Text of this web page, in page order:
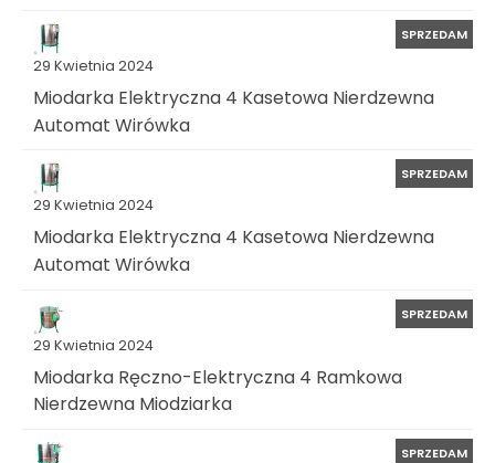
29 Kwietnia 2024
SPRZEDAM
Miodarka Elektryczna 4 Kasetowa Nierdzewna
Automat Wirówka
29 Kwietnia 2024
SPRZEDAM
Miodarka Elektryczna 4 Kasetowa Nierdzewna
Automat Wirówka
29 Kwietnia 2024
SPRZEDAM
Miodarka Ręczno-Elektryczna 4 Ramkowa
Nierdzewna Miodziarka
SPRZEDAM